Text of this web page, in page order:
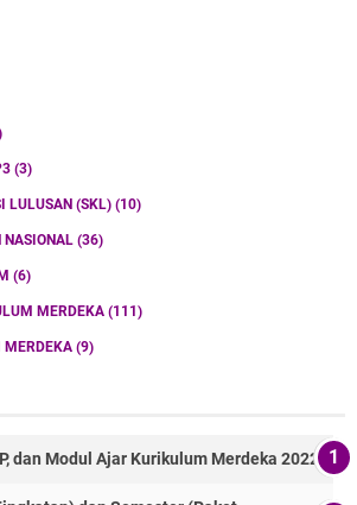
(3)
LULUSAN (SKL) (10)
NASIONAL (36)
(6)
MERDEKA (111)
MERDEKA (9)
dan Modul Ajar Kurikulum Merdeka 2022